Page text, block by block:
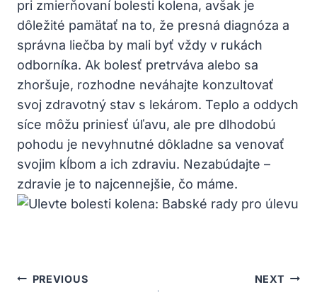
pri zmierňovaní bolesti kolena, avšak je
dôležité pamätať na to, že presná diagnóza a
správna liečba by mali byť vždy v rukách
odborníka. Ak bolesť pretrváva alebo sa
zhoršuje, rozhodne neváhajte konzultovať
svoj zdravotný stav s lekárom. Teplo a oddych
síce môžu priniesť úľavu, ale pre dlhodobú
pohodu je nevyhnutné dôkladne sa venovať
svojim kĺbom a ich zdraviu. Nezabúdajte –
zdravie je to najcennejšie, čo máme.
Navigácia
PREVIOUS NEXT